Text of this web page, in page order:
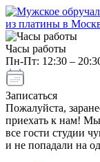
Часы работы
Пн-Пт: 12:30 –
Записаться
Пожалуйста,
приехать к нам!
все гости студии
и не попадали на